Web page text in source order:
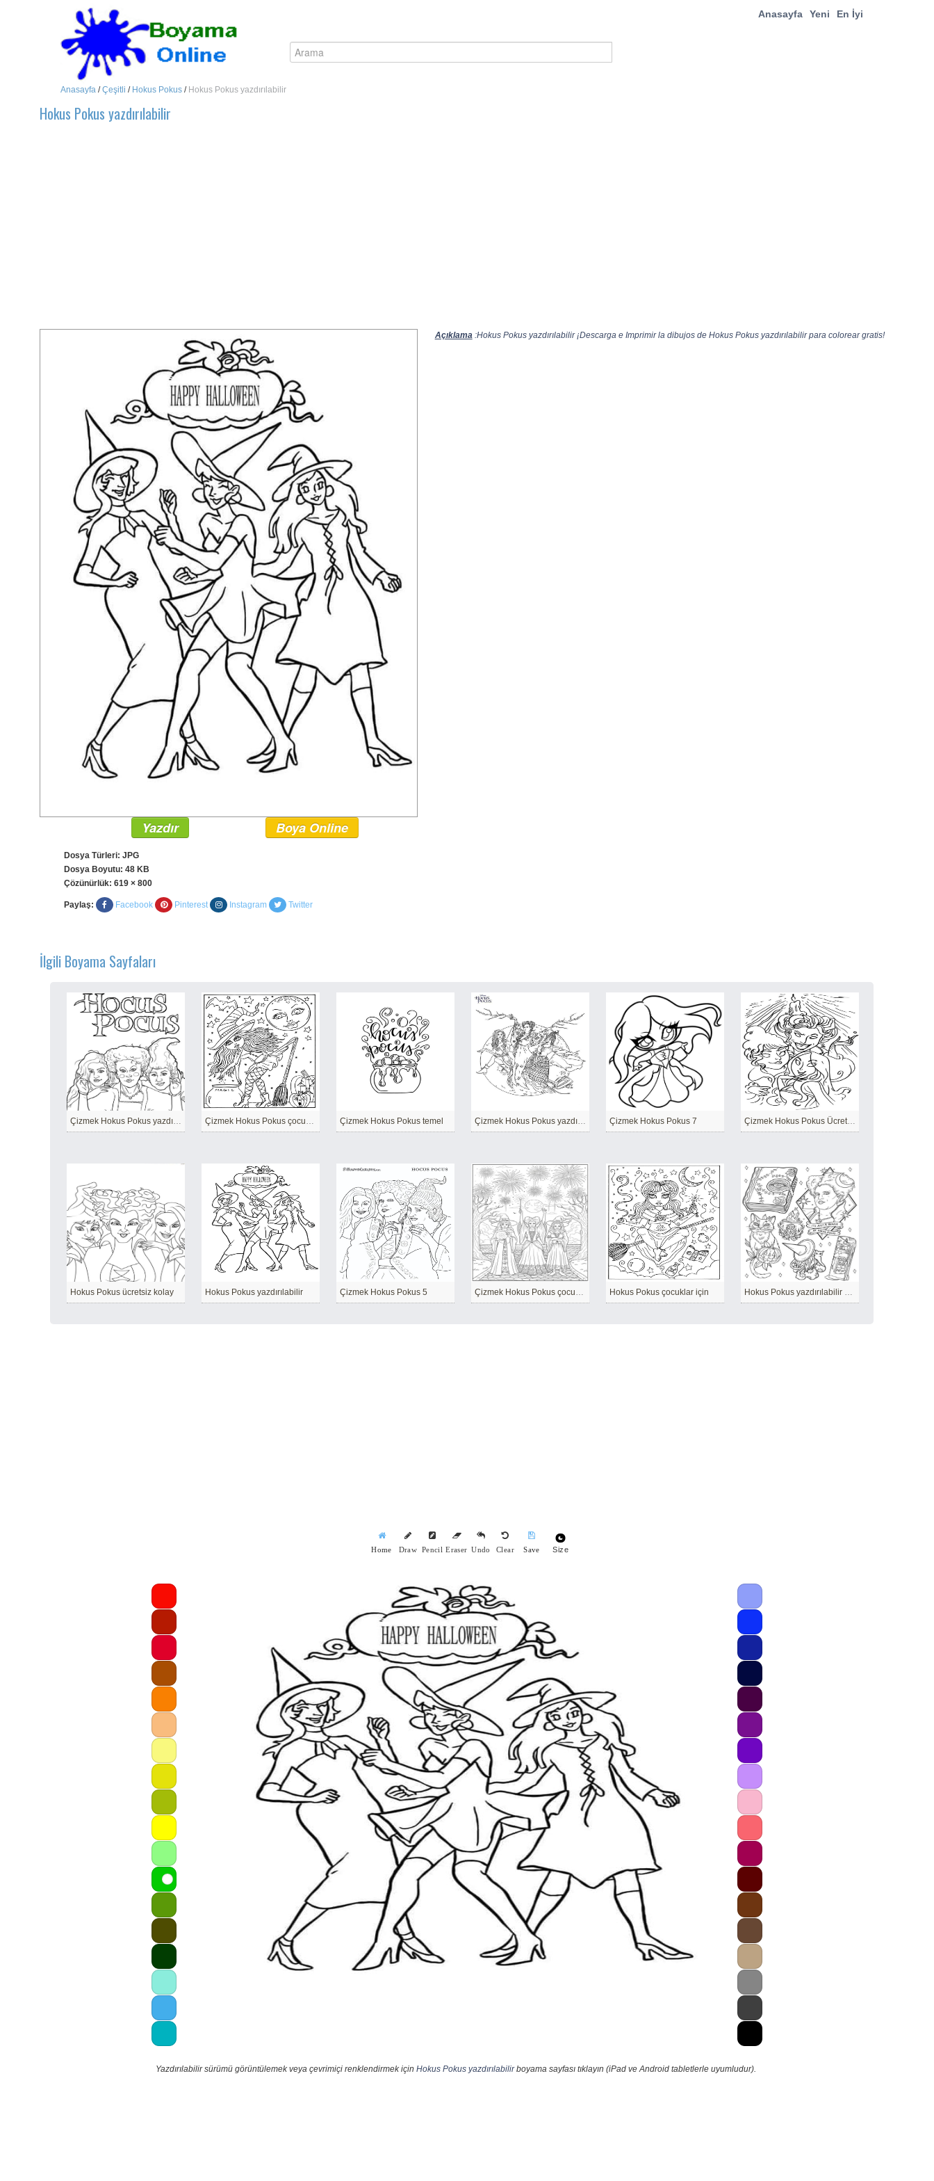
Anasayfa Yeni En İyi
Anasayfa /Çeşitli / Hokus Pokus / Hokus Pokus yazdırılabilir
Hokus Pokus yazdırılabilir
Açıklama:Hokus Pokus yazdırılabilir ¡Descarga e Imprimir la dibujos de Hokus Pokus yazdırılabilir para colorear gratis!
Yazdır Boya Online
Dosya Türleri: JPG
Dosya Boyutu: 48 KB
Çözünürlük: 619 × 800
Paylaş: Facebook Pinterest Instagram Twitter
İlgili Boyama Sayfaları
Çizmek Hokus Pokus yazdırılabilir basit Çizmek Hokus Pokus çocuklar için Çizmek Hokus Pokus temel Çizmek Hokus Pokus yazdırılabilir Çizmek Hokus Pokus 7 Çizmek Hokus Pokus Ücretsiz yazdırılabilir
Hokus Pokus ücretsiz kolay Hokus Pokus yazdırılabilir Çizmek Hokus Pokus 5 Çizmek Hokus Pokus çocuklar için temel Hokus Pokus çocuklar için Hokus Pokus yazdırılabilir basit
Home Draw Pencil Eraser Undo Clear Save Size
Yazdırılabilir sürümü görüntülemek veya çevrimiçi renklendirmek için Hokus Pokus yazdırılabilirboyama sayfası tıklayın (iPad ve Android tabletlerle uyumludur).